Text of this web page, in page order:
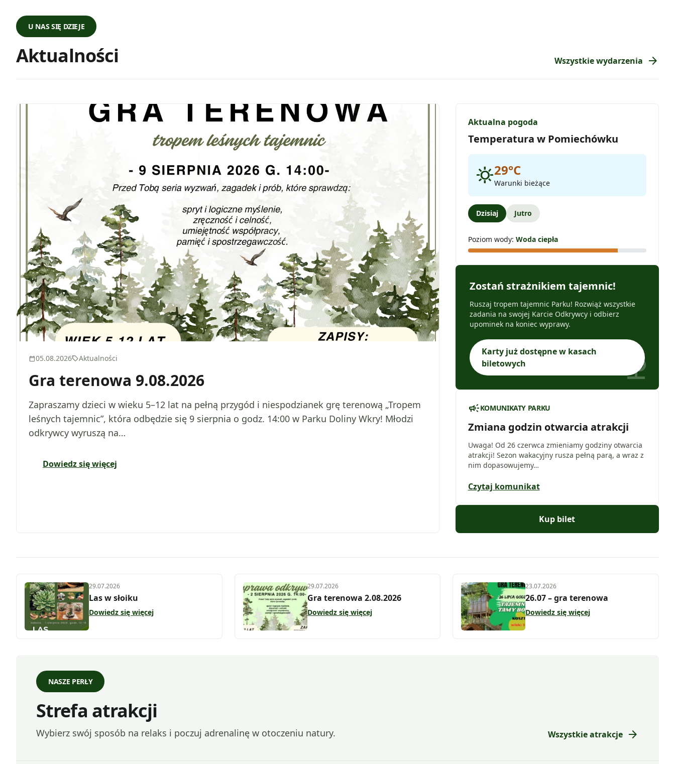
U NAS SIĘ DZIEJE
Aktualności Wszystkie wydarzenia arrow_forward
calendar_today05.08.2026sellAktualności
Gra terenowa 9.08.2026
Zapraszamy dzieci w wieku 5–12 lat na pełną przygód i niespodzianek grę terenową „Tropem
leśnych tajemnic”, która odbędzie się 9 sierpnia o godz. 14:00 w Parku Doliny Wkry! Młodzi
odkrywcy wyruszą na…
Dowiedz się więcej
Aktualna pogoda
Temperatura w Pomiechówku
sunny29°C
Warunki bieżące
Dzisiaj Jutro
Poziom wody: Woda ciepła
nature
Zostań strażnikiem tajemnic!
Ruszaj tropem tajemnic Parku! Rozwiąż wszystkie
zadania na swojej Karcie Odkrywcy i odbierz
upominek na koniec wyprawy.
Karty już dostępne w kasach
biletowych
campaignKOMUNIKATY PARKU
Zmiana godzin otwarcia atrakcji
Uwaga! Od 26 czerwca zmieniamy godziny otwarcia
atrakcji! Sezon wakacyjny rusza pełną parą, a wraz z
nim dopasowujemy…
Czytaj komunikat
Kup bilet
29.07.2026
Las w słoiku
Dowiedz się więcej
29.07.2026
Gra terenowa 2.08.2026
Dowiedz się więcej
23.07.2026
26.07 – gra terenowa
Dowiedz się więcej
NASZE PERŁY
Strefa atrakcji
Wybierz swój sposób na relaks i poczuj adrenalinę w otoczeniu natury. Wszystkie atrakcje arrow_forward